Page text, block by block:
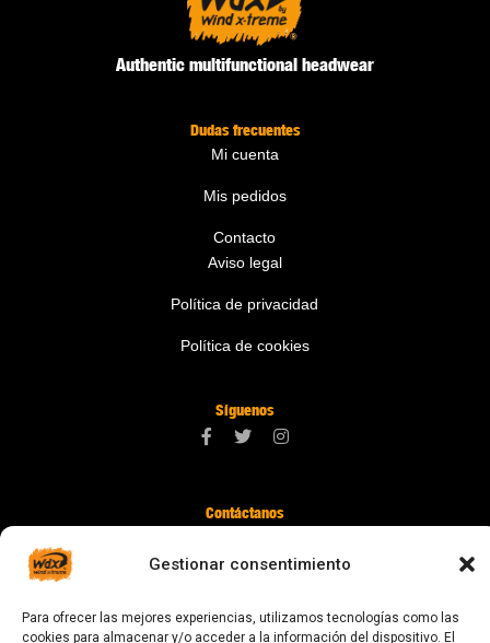
Gestionar consentimiento
Para ofrecer las mejores experiencias, utilizamos tecnologías como las
cookies para almacenar y/o acceder a la información del dispositivo. El
Authentic multifunctional headwear
Dudas frecuentes
Mi cuenta
Mis pedidos
Contacto
Aviso legal
Política de privacidad
Política de cookies
Síguenos
Contáctanos
08024 Barcelona